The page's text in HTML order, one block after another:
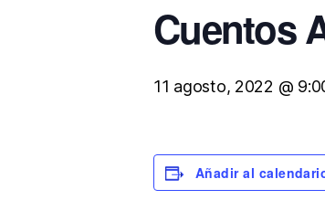
Cuentos
11 agosto, 2022 @
Añadir al